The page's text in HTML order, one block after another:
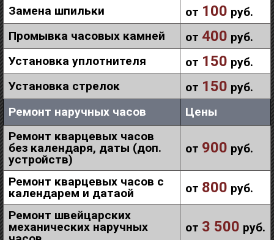
Замена шпильки от 100 руб.
Промывка часовых камней
от 400 руб.
Установка уплотнителя
от 150 руб.
Установка стрелок
от 150 руб.
Ремонт наручных часов
Цены
Ремонт кварцевых часов
без календаря, даты (доп.
устройств)
от 900 руб.
Ремонт кварцевых часов с
календарем и датаой
от 800 руб.
Ремонт швейцарских
механических наручных
от 3 500 руб.